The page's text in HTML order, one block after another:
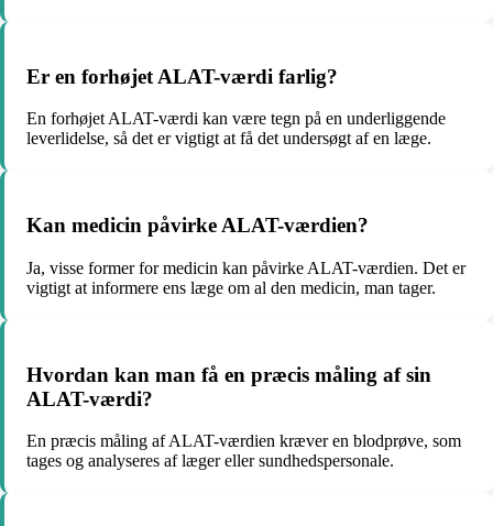
Er en forhøjet ALAT-værdi farlig?
En forhøjet ALAT-værdi kan være tegn på en underliggende
leverlidelse, så det er vigtigt at få det undersøgt af en læge.
Kan medicin påvirke ALAT-værdien?
Ja, visse former for medicin kan påvirke ALAT-værdien. Det er
vigtigt at informere ens læge om al den medicin, man tager.
Hvordan kan man få en præcis måling af sin
ALAT-værdi?
En præcis måling af ALAT-værdien kræver en blodprøve, som
tages og analyseres af læger eller sundhedspersonale.